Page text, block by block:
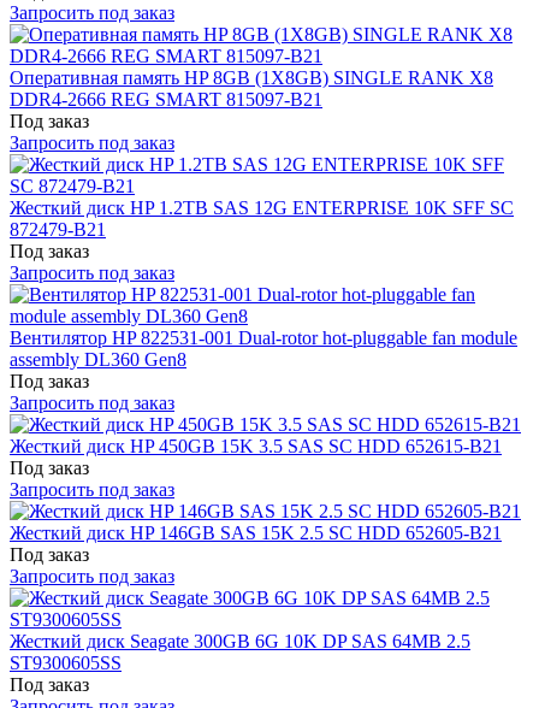
Запросить под заказ
Оперативная память HP 8GB (1X8GB) SINGLE RANK X8
DDR4-2666 REG SMART 815097-B21
Под заказ
Запросить под заказ
Жесткий диск HP 1.2TB SAS 12G ENTERPRISE 10K SFF SC
872479-B21
Под заказ
Запросить под заказ
Вентилятор HP 822531-001 Dual-rotor hot-pluggable fan module
assembly DL360 Gen8
Под заказ
Запросить под заказ
Жесткий диск HP 450GB 15K 3.5 SAS SC HDD 652615-B21
Под заказ
Запросить под заказ
Жесткий диск HP 146GB SAS 15K 2.5 SC HDD 652605-B21
Под заказ
Запросить под заказ
Жесткий диск Seagate 300GB 6G 10K DP SAS 64MB 2.5
ST9300605SS
Под заказ